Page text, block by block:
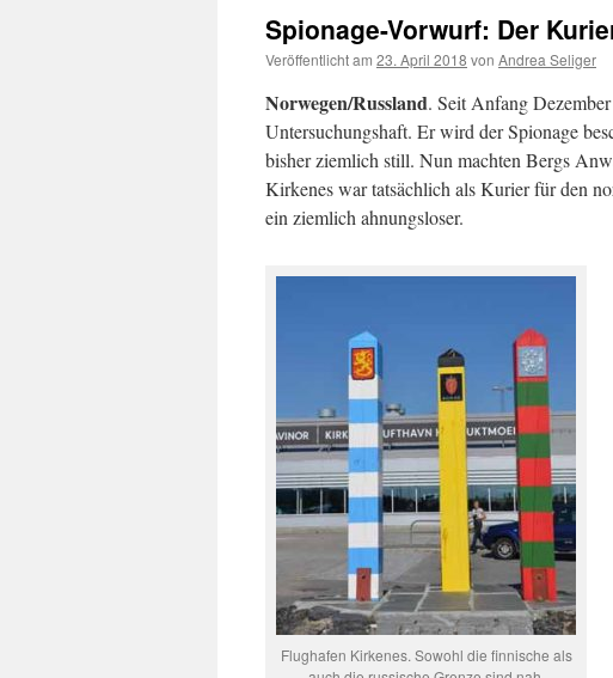
Spionage-Vorwurf: Der
Veröffentlicht am 23. April 2018 von Andrea Seliger
Norwegen/Russland. Seit Anfang
Untersuchungshaft. Er wird der Spionage
bisher ziemlich still. Nun machten Bergs
Kirkenes war tatsächlich als Kurier für den
ein ziemlich ahnungsloser.
Flughafen Kirkenes. Sowohl die finnische als